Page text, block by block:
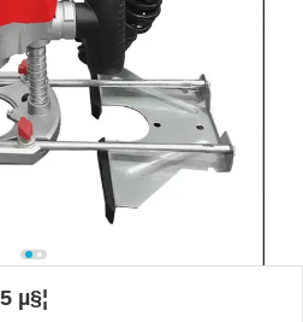
µ§¦